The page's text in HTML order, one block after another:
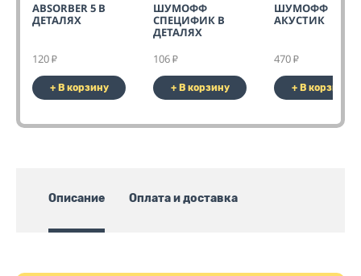
ABSORBER 5 В
ДЕТАЛЯХ
120 ₽
+ В корзину
ШУМОФФ
СПЕЦИФИК В
ДЕТАЛЯХ
106 ₽
+ В корзину
ШУМОФФ
АКУСТИК
470 ₽
+ В корзину
Описание Оплата и доставка